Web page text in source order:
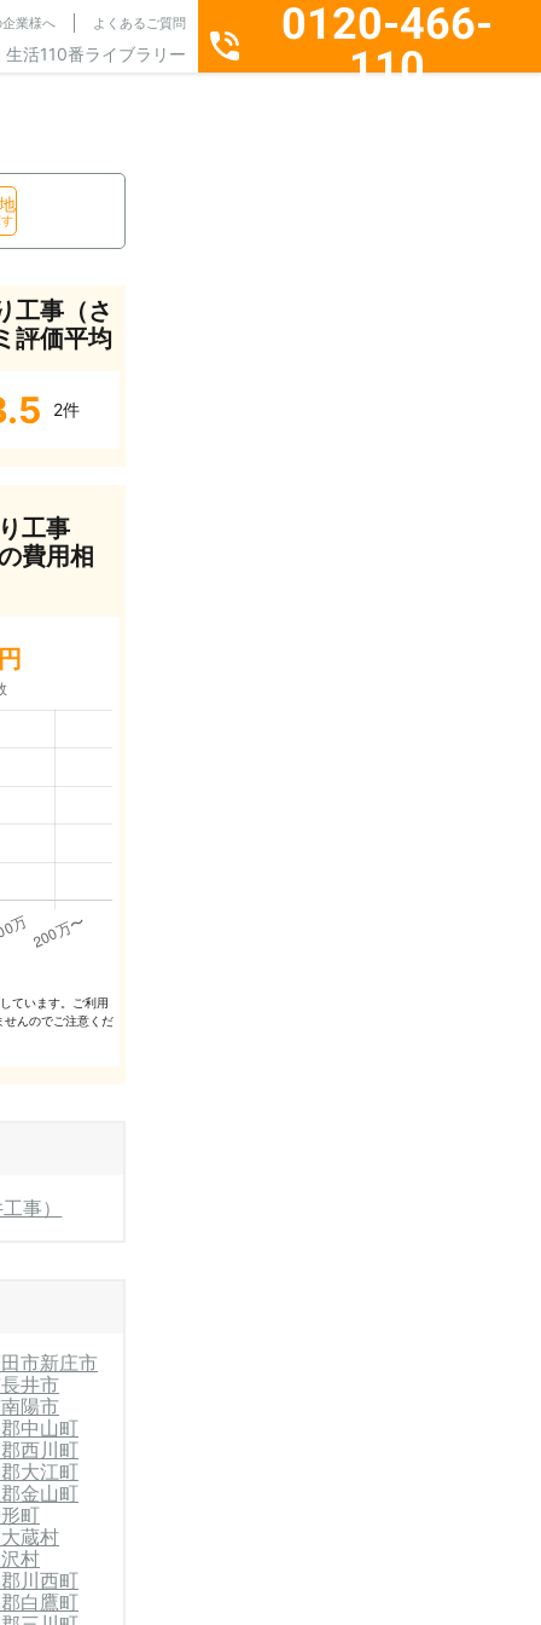
業様へ よくあるご質問
生活110番ライブラリー
0120-466-
110
工事（さ
評価平均
2件
工事
費用相
ています。ご利⽤
せんのでご注意くだ
事）
市新庄市
長井市
南陽市
中山町
西川町
大江町
金山町
町
蔵村
村
川西町
白鷹町